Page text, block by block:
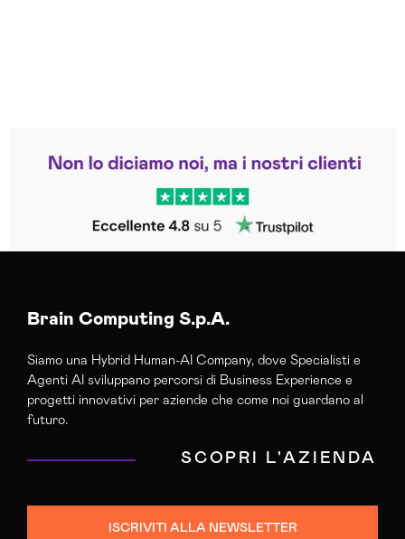
Trustpilot
Brain Computing S.p.A.
Siamo una Hybrid Human-AI Company, dove Specialisti e
Agenti AI sviluppano percorsi di Business Experience e
progetti innovativi per aziende che come noi guardano al
futuro.
SCOPRI L'AZIENDA
ISCRIVITI ALLA NEWSLETTER